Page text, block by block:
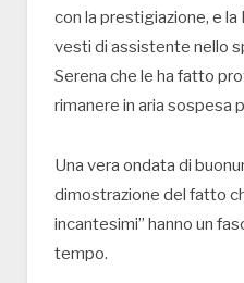
con la prestigiazione, e
vesti di assistente nello
Serena che le ha fatto
rimanere in aria sospesa
Una vera ondata di
dimostrazione del fatto
incantesimi” hanno un
tempo.